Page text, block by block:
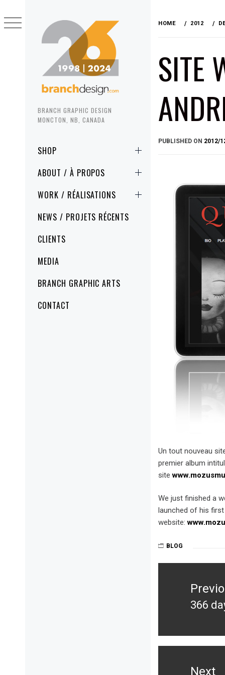
BRANCH GRAPHIC DESIGN
MONCTON, NB, CANADA
MenuSHOP
ABOUT / À PROPOS
WORK / RÉALISATIONS
NEWS / PROJETS RÉCENTS
CLIENTS
MEDIA
BRANCH GRAPHIC ARTS
CONTACT
to
content
HOME 2012
SITE
PUBLISHED ON 2012/
Un tout nouveau
premier album
site
We just finished a
launched of his first
website:
BLOG
Post
navigation
366
Next